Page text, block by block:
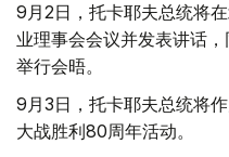
9月2日，托卡耶夫总统将
业理事会会议并发表讲话
举行会晤。
9月3日，托卡耶夫总统将
大战胜利80周年活动。